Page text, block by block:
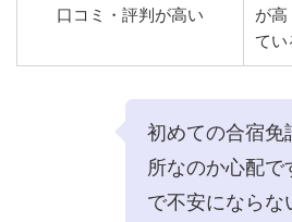
口コミ・評判が高い
が
てい
初めての合宿免
所なのか心配
で不安にならな